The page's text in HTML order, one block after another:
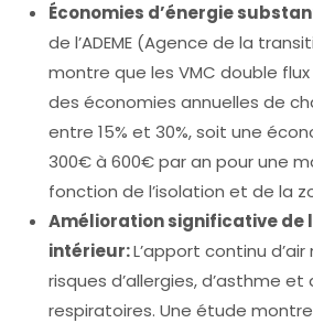
Économies d’énergie
de l’ADEME (Agence de la
montre que les VMC double
des économies annuelles de
entre 15% et 30%, soit une
300€ à 600€ par an pour une
fonction de l’isolation et de la
Amélioration significative de
intérieur:L’apport continu
risques d’allergies, d’asthme
respiratoires. Une étude